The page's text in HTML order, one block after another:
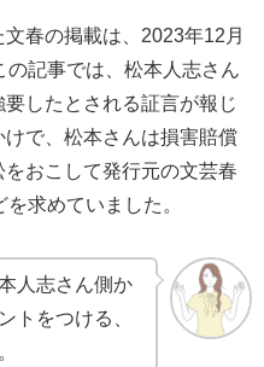
春の掲載は、2023年12月
記事では、松本人志さん
したとされる証言が報じ
で、松本さんは損害賠償
おこして発行元の文芸春
求めていました。
人志さん側か
トをつける、